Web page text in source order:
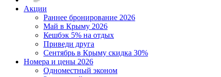
Акции
Раннее бронирование 2026
Май в Крыму 2026
Кешбэк 5% на отдых
Приведи друга
Сентябрь в Крыму скидка 30%
Номера и цены 2026
Одноместный эконом